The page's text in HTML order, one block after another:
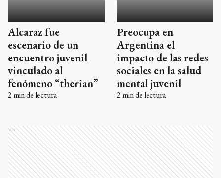
Alcaraz fue
escenario de un
encuentro juvenil
vinculado al
fenómeno “therian”
2min de lectura
Preocupa en
Argentina el
impacto de las redes
sociales en la salud
mental juvenil
2min de lectura